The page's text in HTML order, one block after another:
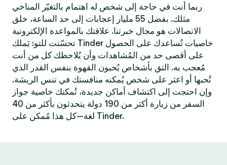
ربما أنت في حاجة إلى شخص له اهتمام بالتغيّر المناخي
مثلك. بفضل 55 مليار إعجابات إلى حد الساعة، خلق
الاتصالات هو مجال خبرتنا. علاقتك بالمواعدة الإلكترونية
تحسّنت للتو: يَملك Tinder خاصيات تُساعدك على الحصول
على أقصى حد من المُشاهدات وأن يُلاحظك كل من أنت
مُعجب به. التق بأشخاص يُحبون القهوة بنفس القدر الذي
تُحبها أو اعثر على شخص يُمكنه منافستك في تنس الريشة.
وإن احتجت إلى اكتشاف أماكن جديدة، تُمكنك خاصية جواز
السفر من زيارة أكثر من 190 دولة يتحدثون بأكثر من 40
لغة—كل هذا مُمكن على Tinder.